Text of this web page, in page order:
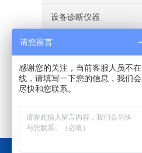
设备诊断仪器
电子电工仪器
请您留言
感谢您的关注，当前客服人员不在
线，请填写一下您的信息，我们会
尽快和您联系。